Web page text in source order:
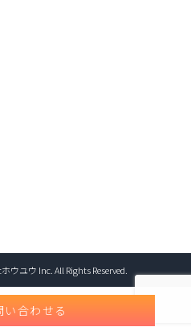
い合わせる
ウユウ Inc. All Rights Reserved.